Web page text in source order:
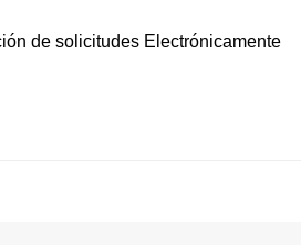
de solicitudes Electrónicamente